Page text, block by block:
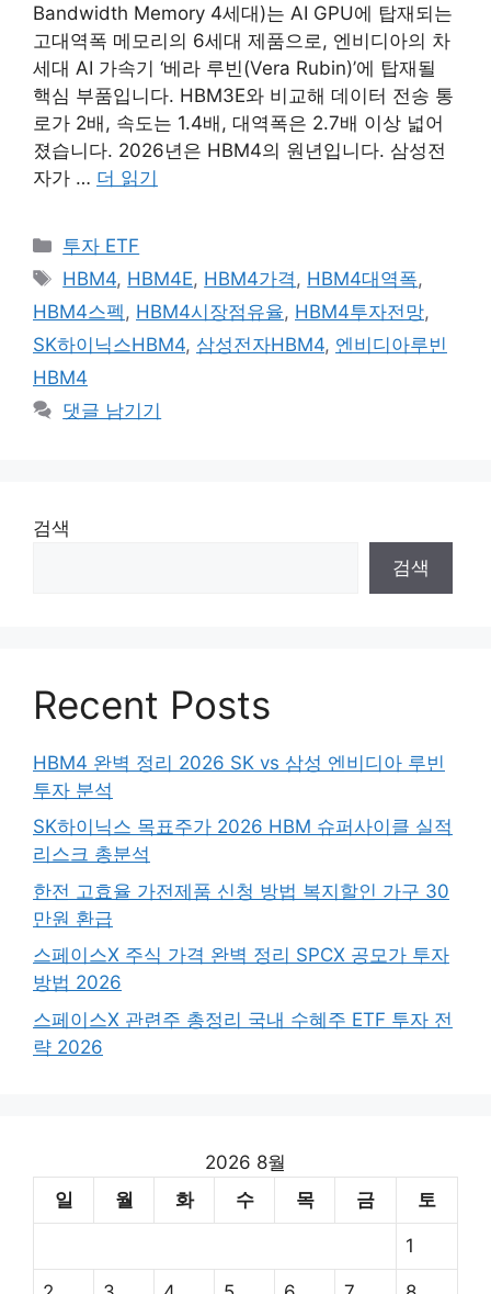
Bandwidth Memory 4세대)는 AI GPU에 탑재되는
고대역폭 메모리의 6세대 제품으로, 엔비디아의 차
세대 AI 가속기 ‘베라 루빈(Vera Rubin)’에 탑재될
핵심 부품입니다. HBM3E와 비교해 데이터 전송 통
로가 2배, 속도는 1.4배, 대역폭은 2.7배 이상 넓어
졌습니다. 2026년은 HBM4의 원년입니다. 삼성전
자가 … 더 읽기
카
테
리
투자 ETF
태
그
HBM4, HBM4E, HBM4가격 , HBM4대역폭,
HBM4스펙 , HBM4시장점유율, HBM4투자전망,
SK하이닉스HBM4, 삼성전자HBM4, 엔비디아루빈
HBM4
댓글 남기기
검색
검색
Recent Posts
HBM4 완벽 정리 2026 SK vs 삼성 엔비디아 루빈
투자 분석
SK하이닉스 목표주가 2026 HBM 슈퍼사이클 실적
리스크 총분석
한전 고효율 가전제품 신청 방법 복지할인 가구 30
만원 환급
스페이스X 주식 가격 완벽 정리 SPCX 공모가 투자
방법 2026
스페이스X 관련주 총정리 국내 수혜주 ETF 투자 전
략 2026
2026 8월
일
월 화 수 목 금 토
1